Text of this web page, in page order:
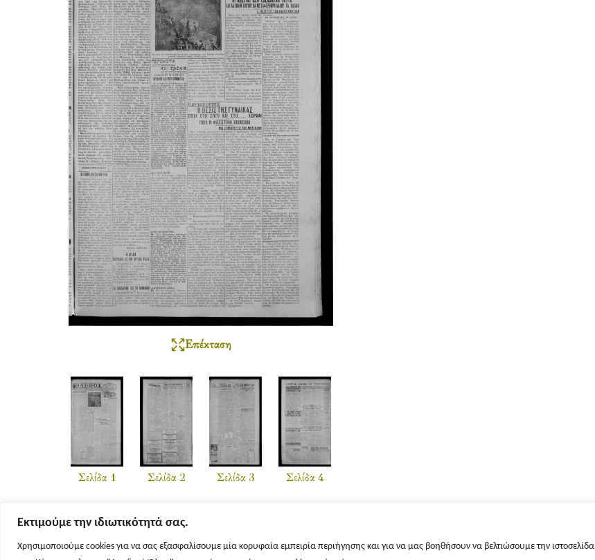
Εκτιμούμε την ιδιωτικότητά σας.
Χρησιμοποιούμε cookies για να σας εξασφαλίσουμε μία κορυφαία εμπειρία περιήγησης και για να μας βοηθήσουν να βελτιώσουμε την ιστοσελίδα
Επέκταση
Σελίδα 1 Σελίδα 2 Σελίδα 3 Σελίδα 4